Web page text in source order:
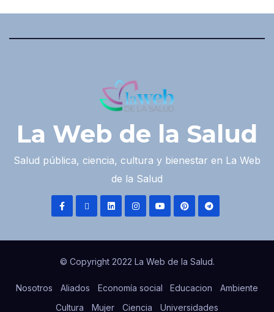
La Web de la Salud
Salud pública, ciencia, cultura y bienestar en La Web
de la Salud
© Copyright 2022 La Web de la Salud.
Nosotros Aliados Economía social Educacion
Ambiente
Cultura
Mujer Ciencia Universidades